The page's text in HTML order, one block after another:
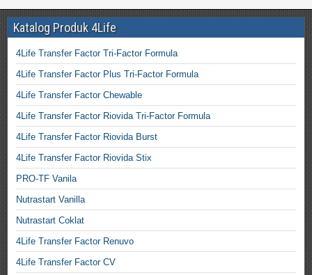
Katalog Produk 4Life
4Life Transfer Factor Tri-Factor Formula
4Life Transfer Factor Plus Tri-Factor Formula
4Life Transfer Factor Chewable
4Life Transfer Factor Riovida Tri-Factor Formula
4Life Transfer Factor Riovida Burst
4Life Transfer Factor Riovida Stix
PRO-TF Vanila
Nutrastart Vanilla
Nutrastart Coklat
4Life Transfer Factor Renuvo
4Life Transfer Factor CV